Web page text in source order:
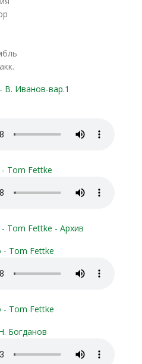
В. Иванов-вар.1
(kak-mne-
(kak-mne-
pno-choir.pdf
Tom Fettke
pno-choir.mp3
xop.zip
Tom Fettke - Архив
voc-3o.pdf
Tom Fettke
voc-3o.mp3
voc-3o.zip
Tom Fettke
- Full
Богданов